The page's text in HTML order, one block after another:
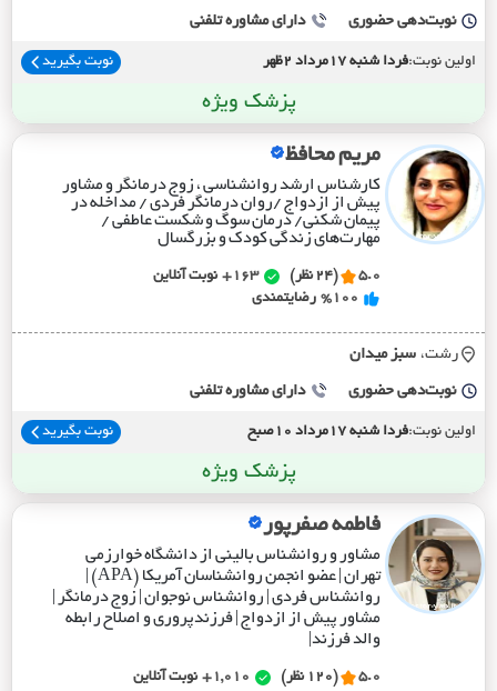
نوبت‌دهی حضوری دارای مشاوره تلفنی
اولین نوبت:فردا شنبه 17مرداد 2ظهر نوبت بگیرید
پزشک ویژه
مریم محافظ
کارشناس ارشد روانشناسی ، زوج درمانگر و مشاور
پیش از ازدواج /روان درمانگر فردی / مداخله در
پیمان شکنی/ درمان سوگ و شکست عاطفی /
مهارت‌های زندگی کودک و بزرگسال
5.0 (24 نظر) 163+
نوبت آنلاین
%100 رضایتمندی
رشت، سبز ميدان
نوبت‌دهی حضوری دارای مشاوره تلفنی
اولین نوبت:فردا شنبه 17مرداد 10صبح نوبت بگیرید
پزشک ویژه
فاطمه صفرپور
مشاور و روانشناس بالینی از دانشگاه خوارزمی
تهران | عضو انجمن روانشناسان آمریکا (APA) |
روانشناس فردی | روانشناس نوجوان | زوج درمانگر |
مشاور پیش از ازدواج | فرزندپروری و اصلاح رابطه
والد فرزند|
5.0 (120 نظر) 1,010+
نوبت آنلاین